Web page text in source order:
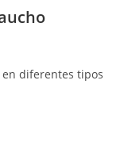
diferentes tipos